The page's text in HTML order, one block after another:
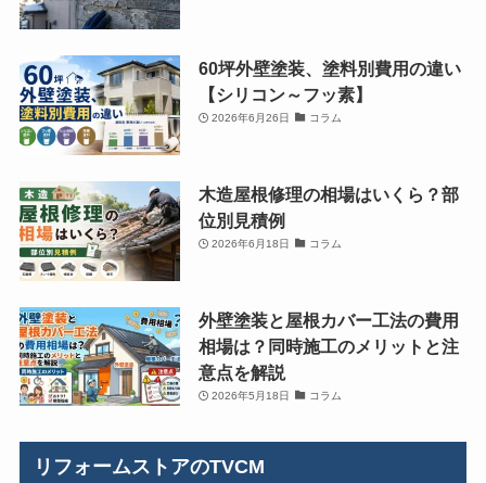
60坪外壁塗装、塗料別費用の違い
【シリコン～フッ素】
2026年6月26日 コラム
木造屋根修理の相場はいくら？部
位別見積例
2026年6月18日 コラム
外壁塗装と屋根カバー工法の費用
相場は？同時施工のメリットと注
意点を解説
2026年5月18日 コラム
リフォームストアのTVCM